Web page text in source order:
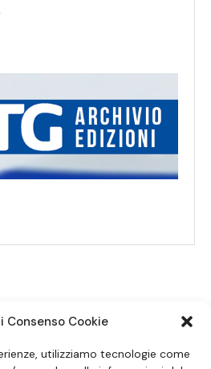
Consenso Cookie
utilizziamo tecnologie come
SUI SOCIAL